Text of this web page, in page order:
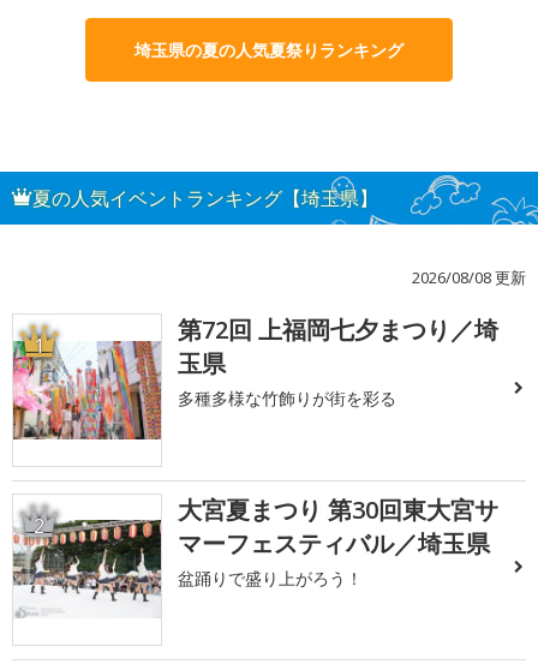
埼玉県の夏の人気夏祭りランキング
夏の人気イベントランキング【埼玉県】
2026/08/08 更新
1
第72回 上福岡七夕まつり／埼
玉県
多種多様な竹飾りが街を彩る
2
大宮夏まつり 第30回東大宮サ
マーフェスティバル／埼玉県
盆踊りで盛り上がろう！